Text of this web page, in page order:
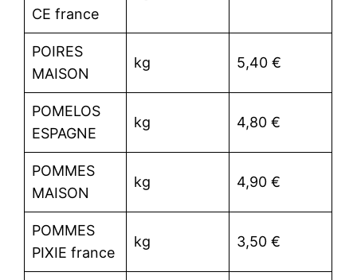
CE france
POIRES
MAISON
kg 5,40 €
POMELOS
ESPAGNE
kg 4,80 €
POMMES
MAISON
kg 4,90 €
POMMES
PIXIE france
kg 3,50 €